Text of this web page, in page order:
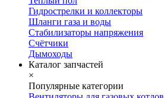
Гидрострелки и коллекторы
Шланги газа и воды
Стабилизаторы напряжения
Счётчики
Дымоходы
Каталог запчастей
×
Популярные категории